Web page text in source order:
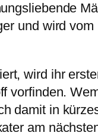
und wird
wird ihr
vorfinden.
damit in
am